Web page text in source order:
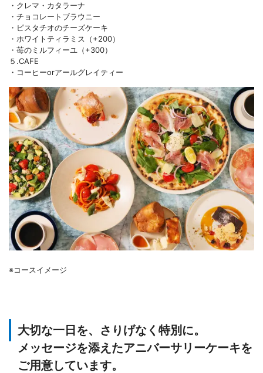
・クレマ・カタラーナ
・チョコレートブラウニー
・ピスタチオのチーズケーキ
・ホワイトティラミス（+200）
・苺のミルフィーユ（+300）
５.CAFE
・コーヒーorアールグレイティー
※コースイメージ
大切な一日を、さりげなく特別に。
メッセージを添えたアニバーサリーケーキを
ご用意しています。